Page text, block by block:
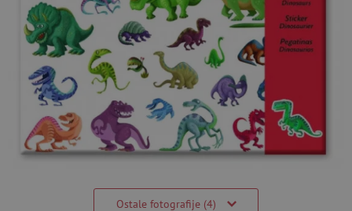
Ostale fotografije (4)